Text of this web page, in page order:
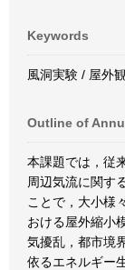
Keywords
風洞実験 / 屋外
Outline of
本課題では，従
周辺気流に関す
ことで，大小様
おける屋外縮小
気擾乱，都市境
依るエネルギー